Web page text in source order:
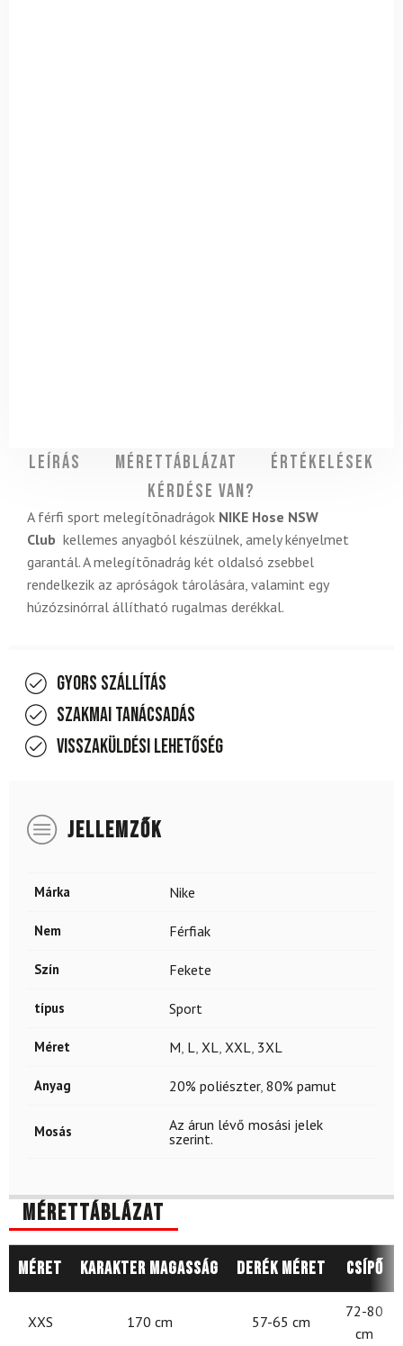
Leírás Mérettáblázat
Értékelések
Kérdése van?
A férfi sport melegítõnadrágok NIKE Hose NSW
Club kellemes anyagból készülnek, amely kényelmet
garantál. A melegítõnadrág két oldalsó zsebbel
rendelkezik az apróságok tárolására, valamint egy
húzózsinórral állítható rugalmas derékkal.
Gyors szállítás
Szakmai tanácsadás
Visszaküldési lehetőség
JELLEMZŐK
Márka Nike
Nem Férfiak
Szín Fekete
típus Sport
Méret M L XL XXL 3XL
Anyag 20% poliészter, 80% pamut
Mosás
Az árun lévő mosási jelek
szerint.
Mérettáblázat
Méret Karakter magasság Derék méret Csípő
XXS 170 cm 57-65 cm
72-80
cm